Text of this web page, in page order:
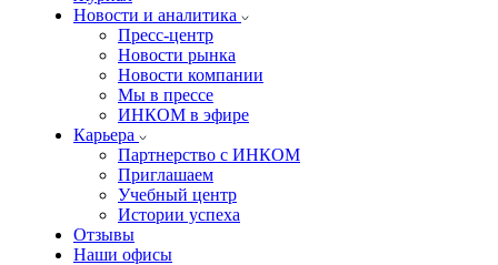
Новости и аналитика
Пресс-центр
Новости рынка
Новости компании
Мы в прессе
ИНКОМ в эфире
Карьера
Партнерство с ИНКОМ
Приглашаем
Учебный центр
Истории успеха
Отзывы
Наши офисы